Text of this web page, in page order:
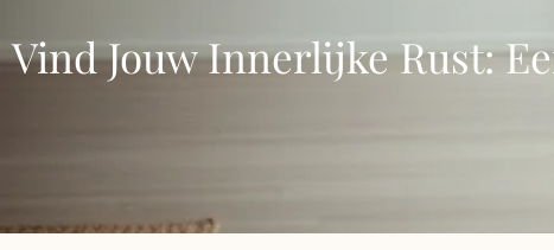
Vind Jouw Innerlijke Rust: